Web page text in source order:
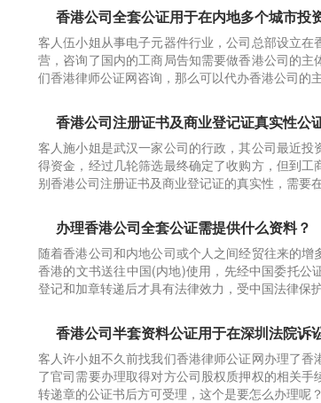
香港公司全套公证用于在内地多个城市投
客人伍小姐从事电子元器件行业，公司总部设立
营，咨询了国内的工商局告知需要做香港公司的
们香港律师公证网咨询，那么可以代办香港公司的
香港公司注册证书及商业登记证真实性公
客人施小姐是武汉一家公司的行政，其公司最近
得资金，经过几轮筛选最终确定了收购方，但到
别香港公司注册证书及商业登记证的真实性，需要
办理香港公司全套公证需提供什么资料？
随着香港公司和内地公司或个人之间经贸往来的
香港的文书送往中国(内地)使用，先经中国委托公
登记和加章转递后才具有法律效力，受中国法律保
香港公司半套资料公证用于在深圳法院诉
客人许小姐不久前找我们香港律师公证网办理了
了官司需要办理取得对方公司股权质押权的相关
转递章的公证书后方可受理，这个是要怎么办理呢？